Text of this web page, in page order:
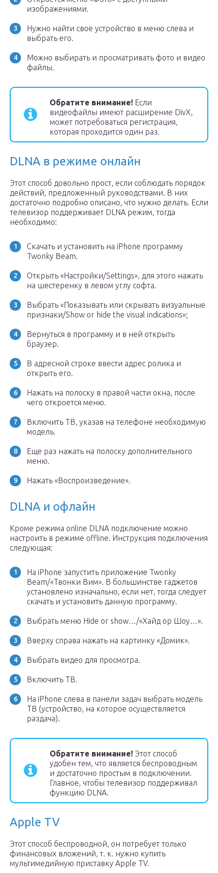
изображениями.
Нужно найти свое устройство в меню слева и
выбрать его.
Можно выбирать и просматривать фото и видео
файлы.
Обратите внимание! Если
видеофайлы имеют расширение DivX,
может потребоваться регистрация,
которая проходится один раз.
DLNA в режиме онлайн
Этот способ довольно прост, если соблюдать порядок
действий, предложенный руководствами. В них
достаточно подробно описано, что нужно делать. Если
телевизор поддерживает DLNA режим, тогда
необходимо:
Скачать и установить на iPhone программу
Twonky Beam.
Открыть «Настройки/Settings», для этого нажать
на шестеренку в левом углу софта.
Выбрать «Показывать или скрывать визуальные
признаки/Show or hide the visual indications»;
Вернуться в программу и в ней открыть
браузер.
В адресной строке ввести адрес ролика и
открыть его.
Нажать на полоску в правой части окна, после
чего откроется меню.
Включить ТВ, указав на телефоне необходимую
модель.
Еще раз нажать на полоску дополнительного
меню.
Нажать «Воспроизведение».
DLNA и офлайн
Кроме режима online DLNA подключение можно
настроить в режиме offline. Инструкция подключения
следующая:
На iPhone запустить приложение Twonky
Beam/«Твонки Вим». В большинстве гаджетов
установлено изначально, если нет, тогда следует
скачать и установить данную программу.
Выбрать меню Hide or show…/«Хайд ор Шоу…».
Вверху справа нажать на картинку «Домик».
Выбрать видео для просмотра.
Включить ТВ.
На iPhone слева в панели задач выбрать модель
ТВ (устройство, на которое осуществляется
раздача).
Обратите внимание! Этот способ
удобен тем, что является беспроводным
и достаточно простым в подключении.
Главное, чтобы телевизор поддерживал
функцию DLNA.
Apple TV
Этот способ беспроводной, он потребует только
финансовых вложений, т. к. нужно купить
мультимедийную приставку Apple TV.